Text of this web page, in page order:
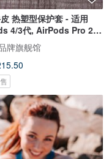
热塑型保护套 - 适用
4/3代, AirPods Pro 2/1
牌旗舰馆